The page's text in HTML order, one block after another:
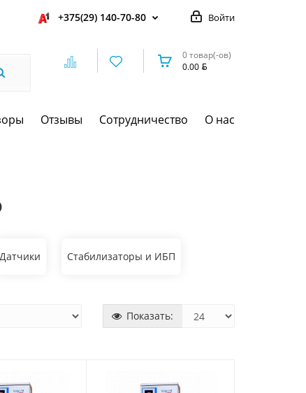
Войти
+375(29) 140-70-80
0 товар(-ов)
0.00
Отзывы Сотрудничество О нас
Датчики Стабилизаторы и ИБП
Показать: